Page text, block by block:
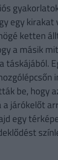
egy
ketten
a másik
táskájából.
be, hogy
járókelőt
egy